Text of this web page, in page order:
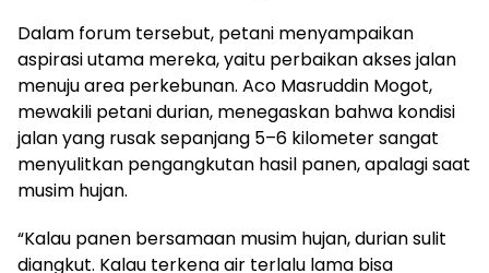
Dalam forum tersebut, petani menyampaikan
aspirasi utama mereka, yaitu perbaikan akses jalan
menuju area perkebunan. Aco Masruddin Mogot,
mewakili petani durian, menegaskan bahwa kondisi
jalan yang rusak sepanjang 5–6 kilometer sangat
menyulitkan pengangkutan hasil panen, apalagi saat
musim hujan.
“Kalau panen bersamaan musim hujan, durian sulit
diangkut. Kalau terkena air terlalu lama bisa